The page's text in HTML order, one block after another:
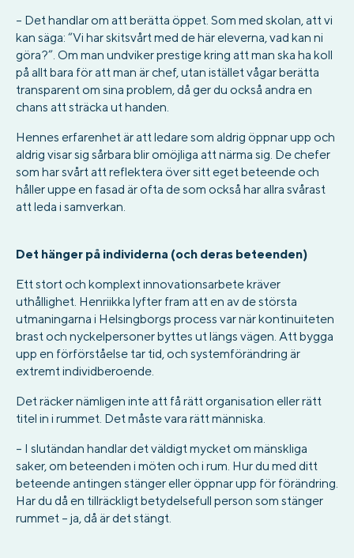
– Det handlar om att berätta öppet. Som med skolan, att vi
kan säga: “Vi har skitsvårt med de här eleverna, vad kan ni
göra?”. Om man undviker prestige kring att man ska ha koll
på allt bara för att man är chef, utan istället vågar berätta
transparent om sina problem, då ger du också andra en
chans att sträcka ut handen.
Hennes erfarenhet är att ledare som aldrig öppnar upp och
aldrig visar sig sårbara blir omöjliga att närma sig. De chefer
som har svårt att reflektera över sitt eget beteende och
håller uppe en fasad är ofta de som också har allra svårast
att leda i samverkan.
Det hänger på individerna (och deras beteenden)
Ett stort och komplext innovationsarbete kräver
uthållighet. Henriikka lyfter fram att en av de största
utmaningarna i Helsingborgs process var när kontinuiteten
brast och nyckelpersoner byttes ut längs vägen. Att bygga
upp en förförståelse tar tid, och systemförändring är
extremt individberoende.
Det räcker nämligen inte att få rätt organisation eller rätt
titel in i rummet. Det måste vara rätt människa.
– I slutändan handlar det väldigt mycket om mänskliga
saker, om beteenden i möten och i rum. Hur du med ditt
beteende antingen stänger eller öppnar upp för förändring.
Har du då en tillräckligt betydelsefull person som stänger
rummet – ja, då är det stängt.